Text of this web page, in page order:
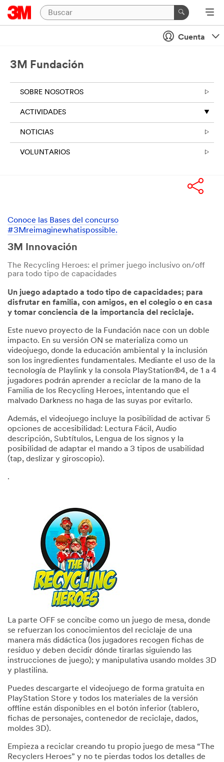
Cuenta
3M Fundación
SOBRE NOSOTROS
ACTIVIDADES
NOTICIAS
VOLUNTARIOS
Conoce las Bases del concurso
#3Mreimaginewhatispossible.
3M Innovación
The Recycling Heroes: el primer juego inclusivo on/off
para todo tipo de capacidades
Un juego adaptado a todo tipo de capacidades; para
disfrutar en familia, con amigos, en el colegio o en casa
y tomar conciencia de la importancia del reciclaje.
Este nuevo proyecto de la Fundación nace con un doble
impacto. En su versión ON se materializa como un
videojuego, donde la educación ambiental y la inclusión
son los ingredientes fundamentales. Mediante el uso de la
tecnología de Playlink y la consola PlayStation®4, de 1 a 4
jugadores podrán aprender a reciclar de la mano de la
Familia de los Recycling Heroes, intentando que el
malvado Darkness no haga de las suyas por evitarlo.
Además, el videojuego incluye la posibilidad de activar 5
opciones de accesibilidad: Lectura Fácil, Audio
descripción, Subtítulos, Lengua de los signos y la
posibilidad de adaptar el mando a 3 tipos de usabilidad
(tap, deslizar y giroscopio).
.
La parte OFF se concibe como un juego de mesa, donde
se refuerzan los conocimientos del reciclaje de una
manera más didáctica (los jugadores recogen fichas de
residuo y deben decidir dónde tirarlas siguiendo las
instrucciones de juego); y manipulativa usando moldes 3D
y plastilina.
Puedes descargarte el videojuego de forma gratuita en
PlayStation Store y todos los materiales de la versión
offline están disponibles en el botón inferior (tablero,
fichas de personajes, contenedor de reciclaje, dados,
moldes 3D).
Empieza a reciclar creando tu propio juego de mesa “The
Recyclers Heroes” y no te pierdas todos los detalles de